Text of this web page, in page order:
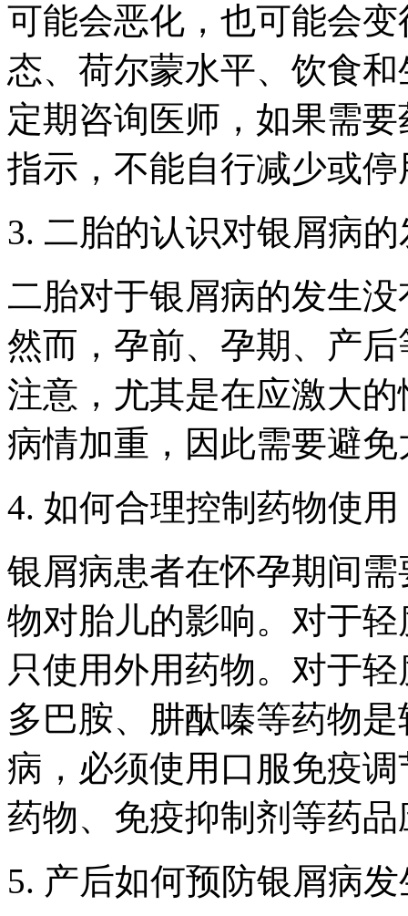
可能会恶化，也可能会
态、荷尔蒙水平、饮食
定期咨询医师，如果需
指示，不能自行减少或
3. 二胎的认识对银屑病
二胎对于银屑病的发生
然而，孕前、孕期、产
注意，尤其是在应激大
病情加重，因此需要避
4. 如何合理控制药物使用
银屑病患者在怀孕期间
物对胎儿的影响。对于
只使用外用药物。对于
多巴胺、肼酞嗪等药物
病，必须使用口服免疫
药物、免疫抑制剂等药
5. 产后如何预防银屑病